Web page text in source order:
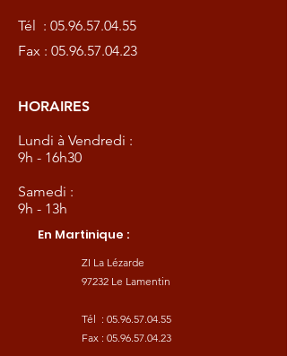
Tél : 05.96.57.04.55
Fax : 05.96.57.04.23
HORAIRES
Lundi à Vendredi :
9h - 16h30
Samedi :
9h - 13h
En Martinique :
ZI La Lézarde
97232 Le Lamentin
Tél : 05.96.57.04.55
Fax : 05.96.57.04.23